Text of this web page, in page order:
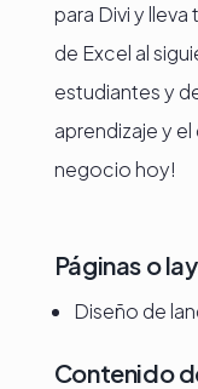
para Divi y
de Excel al
estudiantes y
aprendizaje y
negocio hoy!
Páginas o
Diseño de
Contenido